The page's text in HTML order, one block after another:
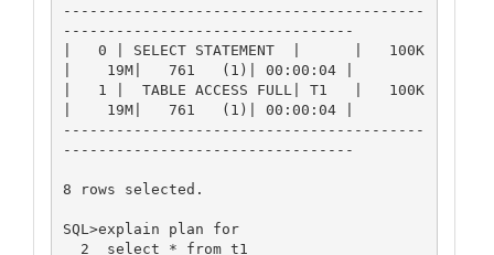
-----------------------------------------
---------------------------------
|   0 | SELECT STATEMENT  |      |   100K
|    19M|   761   (1)| 00:00:04 |
|   1 |  TABLE ACCESS FULL| T1   |   100K
|    19M|   761   (1)| 00:00:04 |
-----------------------------------------
---------------------------------
8 rows selected.
SQL>explain plan for